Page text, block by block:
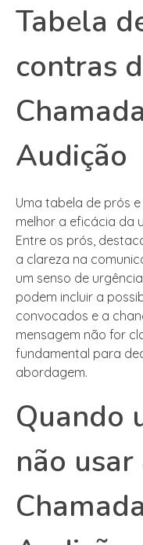
Tabela
contras
Audição
Uma tabela de prós
melhor a eficácia da
Entre os prós,
a clareza na
um senso de
podem incluir a
convocados e a
mensagem não for
fundamental para
abordagem.
Quando
não